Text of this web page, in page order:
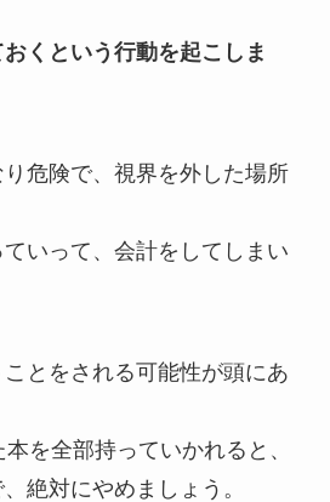
くという行動を起こしま
危険で、視界を外した場所
いって、会計をしてしまい
とをされる可能性が頭にあ
を全部持っていかれると、
絶対にやめましょう。